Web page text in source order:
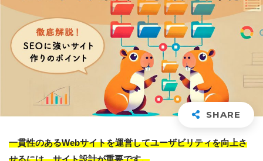
一貫性のあるWebサイトを運営してユーザビリティを向上さ
せるには、サイト設計が重要です。